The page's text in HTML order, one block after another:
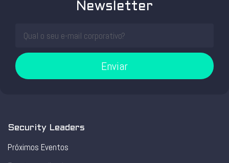
Newsletter
Enviar
Security Leaders
Próximos Eventos